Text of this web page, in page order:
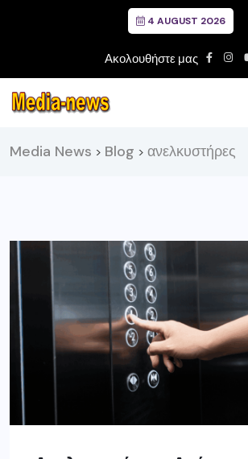
4 AUGUST 2026
Ακολουθήστε μας
Media News > Blog > ανελκυστήρες